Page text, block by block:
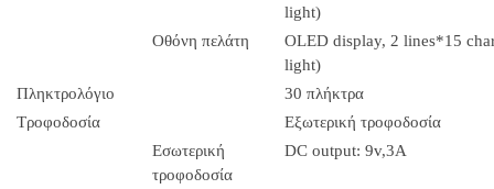
light)
Οθόνη πελάτη
OLED display, 2 lines*15
light)
Πληκτρολόγιο
30 πλήκτρα
Τροφοδοσία
Εξωτερική τροφοδοσία
Εσωτερική
τροφοδοσία
DC output: 9v,3A